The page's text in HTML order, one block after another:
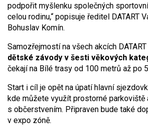
podpořit myšlenku společných
celou rodinu,“ popisuje ředitel DATART
Bohuslav Komín.
Samozřejmostí na všech akcích
dětské závody v šesti věkových
čekají na Bílé trasy od 100 metrů až po
Start i cíl je opět na úpatí hlavní
kde můžete využít prostorné parkoviště
s občerstvením. Připraven bude také
v expo zóně.